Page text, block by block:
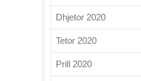
Dhjetor 2020
Tetor 2020
Prill 2020